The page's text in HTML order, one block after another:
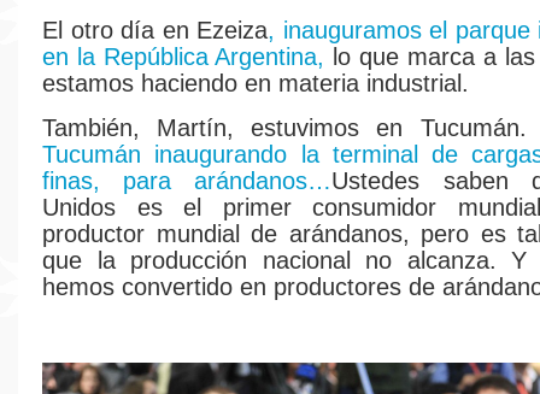
El otro día en Ezeiza, inauguramos el parque
en la República Argentina, lo que marca a
estamos haciendo en materia industrial.
También, Martín, estuvimos en
Tucumán inaugurando la terminal de
finas, para arándanos…Ustedes saben
Unidos es el primer consumidor
productor mundial de arándanos, pero es
que la producción nacional no alcanza. Y
hemos convertido en productores de